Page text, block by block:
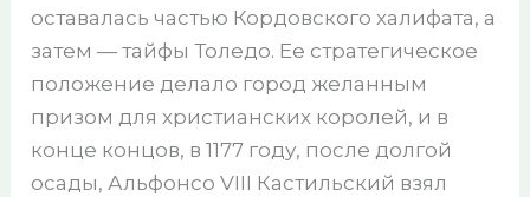
оставалась частью Кордовского халифата, а
затем — тайфы Толедо. Ее стратегическое
положение делало город желанным
призом для христианских королей, и в
конце концов, в 1177 году, после долгой
осады, Альфонсо VIII Кастильский взял